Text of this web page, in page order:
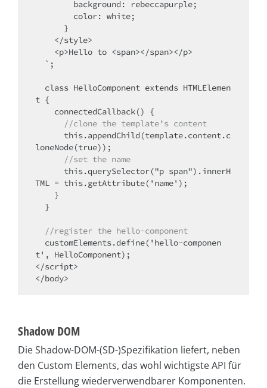
t {
//clone the template’s content
loneNode(true));
//set the name
TML = this.getAttribute('name');
//register the hello-component
t', HelloComponent);
</script>
</body>
Shadow DOM
Die Shadow-DOM-(SD-)Spezifikation liefert, neben
den Custom Elements, das wohl wichtigste API für
die Erstellung wiederverwendbarer Komponenten.